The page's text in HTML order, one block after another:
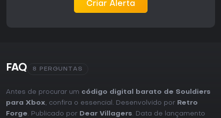
duração e as opções de replay justificam o investimento de
Criar Alerta
FAQ 8 PERGUNTAS
Antes de procurar um código digital barato de Souldiers
para Xbox, confira o essencial. Desenvolvido por Retro
Forge. Publicado por Dear Villagers. Data de lançamento